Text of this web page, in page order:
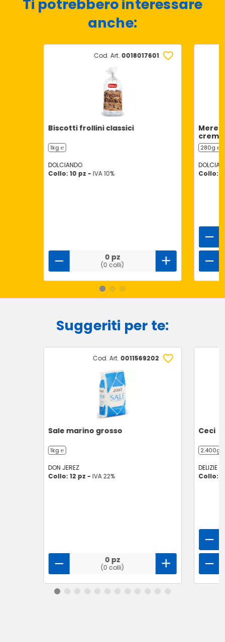
Ti potrebbero interessare
anche:
Cod. Art. 0018017601
Biscotti frollini classici
1kg ℮
DOLCIANDO
Collo: 10 pz - IVA 10%
0 pz
(0 colli)
280g ℮
Collo:
Suggeriti per te:
Cod. Art. 0011569202
Sale marino grosso
1kg ℮
DON JEREZ
Collo: 12 pz - IVA 22%
0 pz
(0 colli)
Ceci
2.400g
DELIZIE
Collo: